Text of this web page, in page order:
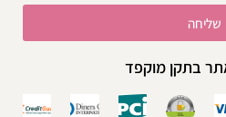
שליחה
בתקן מוקפד